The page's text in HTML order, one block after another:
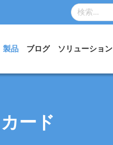
製品 ブログ ソリューション
ード